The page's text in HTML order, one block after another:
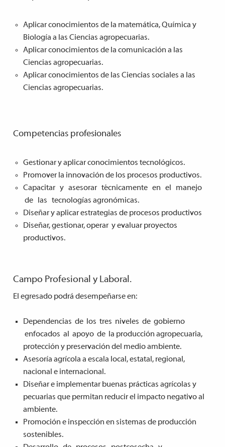
Aplicar conocimientos de la matemática, Química y
Biología a las Ciencias agropecuarias.
Aplicar conocimientos de la comunicación a las
Ciencias agropecuarias.
Aplicar conocimientos de las Ciencias sociales a las
Ciencias agropecuarias.
Competencias profesionales
Gestionar y aplicar conocimientos tecnológicos.
Promover la innovación de los procesos productivos.
Capacitar y asesorar técnicamente en el manejo
de las tecnologías agronómicas.
Diseñar y aplicar estrategias de procesos productivos
Diseñar, gestionar, operar y evaluar proyectos
productivos.
Campo Profesional y Laboral.
El egresado podrá desempeñarse en:
Dependencias de los tres niveles de gobierno
enfocados al apoyo de la producción agropecuaria,
protección y preservación del medio ambiente.
Asesoría agrícola a escala local, estatal, regional,
nacional e internacional.
Diseñar e implementar buenas prácticas agrícolas y
pecuarias que permitan reducir el impacto negativo al
ambiente.
Promoción e inspección en sistemas de producción
sostenibles.